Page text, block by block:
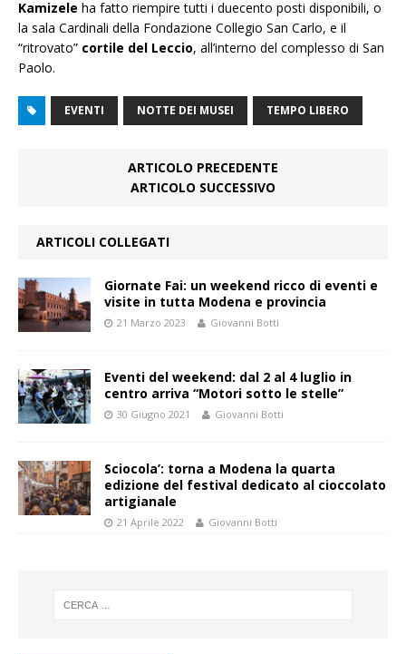
Kamizele ha fatto riempire tutti i duecento posti disponibili, o
la sala Cardinali della Fondazione Collegio San Carlo, e il
“ritrovato” cortile del Leccio, all’interno del complesso di San
Paolo.
EVENTI NOTTE DEI MUSEI TEMPO LIBERO
ARTICOLO PRECEDENTE
ARTICOLO SUCCESSIVO
ARTICOLI COLLEGATI
Giornate Fai: un weekend ricco di eventi e
visite in tutta Modena e provincia
21 Marzo 2023 Giovanni Botti
Eventi del weekend: dal 2 al 4 luglio in
centro arriva “Motori sotto le stelle”
30 Giugno 2021 Giovanni Botti
Sciocola’: torna a Modena la quarta
edizione del festival dedicato al cioccolato
artigianale
21 Aprile 2022 Giovanni Botti